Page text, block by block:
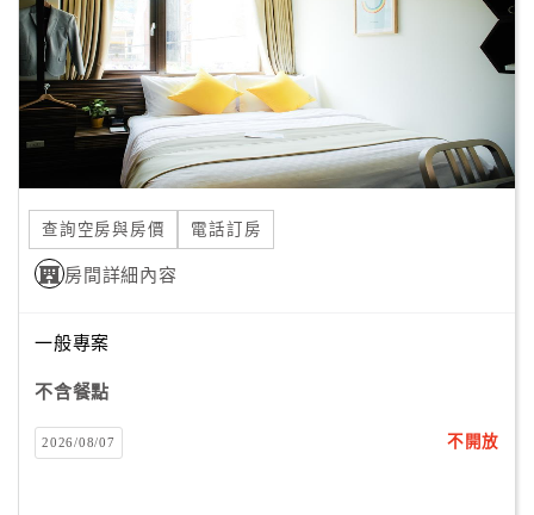
客
滿
意
度
訂
單
管
理
員
戶
查詢空房與房價 電話訂房
房間詳細內容
一般專案
不含餐點
2026/08/07 不開放